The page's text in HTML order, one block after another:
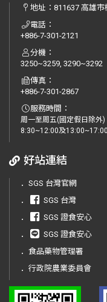
地址：811637 高雄
電話：
+886-7-301-2121
分機：
3250~3259, 3290~3292
傳真：
+886-7-301-2867
服務時間：
周一至周五(國定假日除外)
8:30~12:00及13:00~17:00
好站連結
． SGS 台灣官網
．
SGS 台灣
．
SGS 證食安心
．
SGS 證食安心
． 食品藥物管理署
． 行政院農業委員會